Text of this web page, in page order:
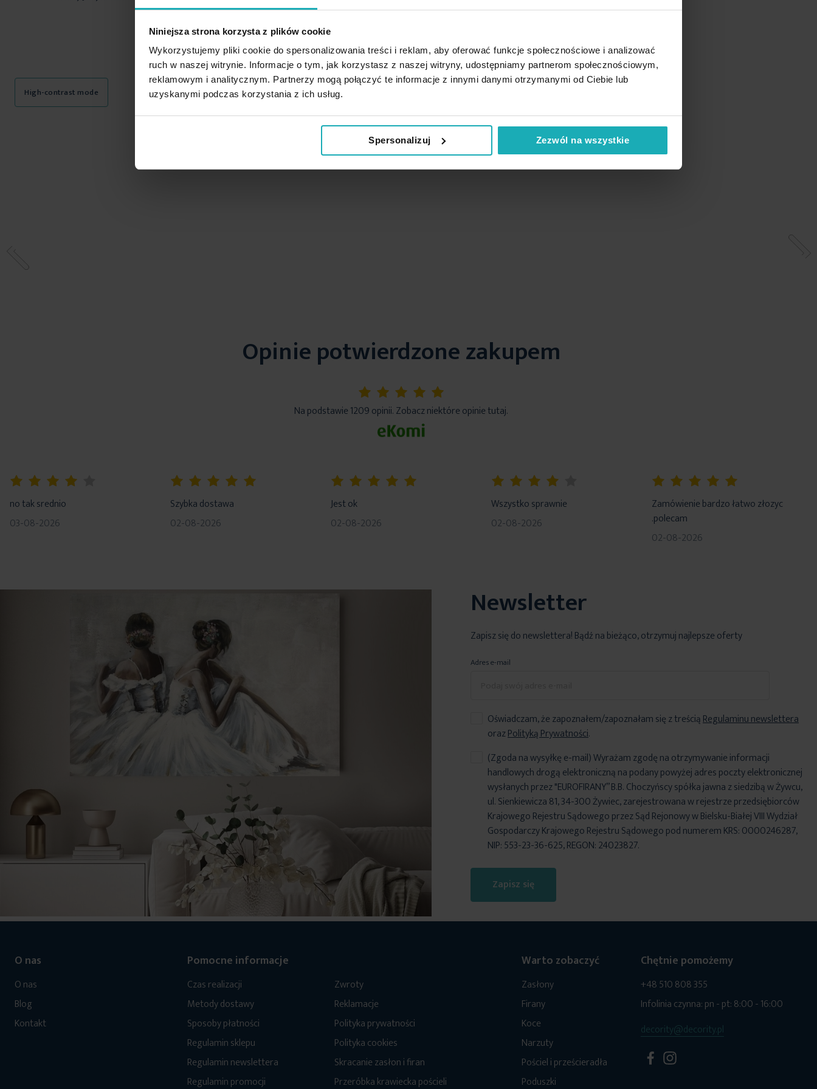
Niniejsza strona korzysta z plików cookie
Wykorzystujemy pliki cookie do spersonalizowania treści i reklam, aby oferować funkcje społecznościowe i analizować
ruch w naszej witrynie. Informacje o tym, jak korzystasz z naszej witryny, udostępniamy partnerom społecznościowym,
reklamowym i analitycznym. Partnerzy mogą połączyć te informacje z innymi danymi otrzymanymi od Ciebie lub
uzyskanymi podczas korzystania z ich usług.
Spersonalizuj Zezwól na wszystkie
High-contrast mode
Podobne produkty
Opinie potwierdzone zakupem
5%
Na podstawie 1209 opinii. Zobacz niektóre opinie tutaj.
no tak srednio
03-08-2026
Szybka dostawa
02-08-2026
Jest ok
02-08-2026
Wszystko sprawnie
02-08-2026
Zamówienie bardzo łatwo złozyc
.polecam
02-08-2026
Newsletter
Zapisz się do newslettera! Bądź na bieżąco, otrzymuj najlepsze oferty
Adres e-mail
Oświadczam, że zapoznałem/zapoznałam się z treściąRegulaminu newslettera
orazPolityką Prywatności.
Zapisz się
(Zgoda na wysyłkę e-mail) Wyrażam zgodę na otrzymywanie informacji
handlowych drogą elektroniczną na podany powyżej adres poczty elektronicznej
wysłanych przez "EUROFIRANY” B.B. Choczyńscy spółka jawna z siedzibą w Żywcu,
ul. Sienkiewicza 81, 34-300 Żywiec, zarejestrowana w rejestrze przedsiębiorców
Krajowego Rejestru Sądowego przez Sąd Rejonowy w Bielsku-Białej VIII Wydział
Gospodarczy Krajowego Rejestru Sądowego pod numerem KRS: 0000246287,
NIP: 553-23-36-625, REGON: 24023827.
O nas
O nas
Blog
Kontakt
Pomocne informacje
Czas realizacji
Metody dostawy
Sposoby płatności
Regulamin sklepu
Regulamin newslettera
Regulamin promocji
Zwroty
Reklamacje
Polityka prywatności
Polityka cookies
Skracanie zasłon i firan
Przeróbka krawiecka pościeli
Warto zobaczyć
Zasłony
Firany
Koce
Narzuty
Pościel i prześcieradła
Poduszki
Chętnie pomożemy
+48 510 808 355
Infolinia czynna: pn - pt: 8:00 - 16:00
decority@decority.pl